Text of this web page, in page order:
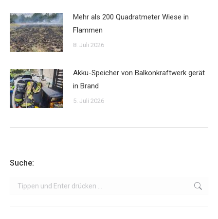
Mehr als 200 Quadratmeter Wiese in
Flammen
8. Juli 2026
Akku-Speicher von Balkonkraftwerk gerät
in Brand
5. Juli 2026
Suche:
Search: